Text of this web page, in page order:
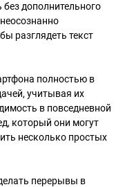
дополнительного
разглядеть текст
полностью в
учитывая их
в повседневной
который они могут
несколько простых
перерывы в